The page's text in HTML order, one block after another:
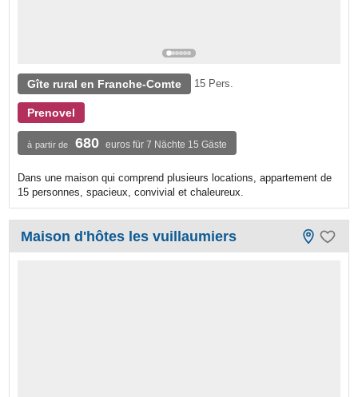
Gîte rural en Franche-Comte 15 Pers.
Prenovel
à partir de 680 euros für 7 Nächte 15 Gäste
Dans une maison qui comprend plusieurs locations, appartement de
15 personnes, spacieux, convivial et chaleureux.
Maison d'hôtes les vuillaumiers